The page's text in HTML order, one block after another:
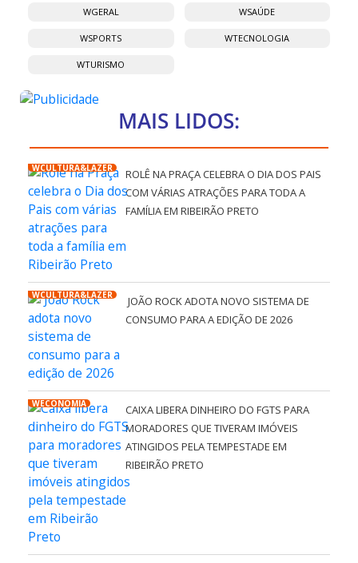
WGERAL WSAÚDE
WSPORTS WTECNOLOGIA
WTURISMO
MAIS LIDOS:
WCULTURA&LAZER
ROLÊ NA PRAÇA CELEBRA O DIA DOS PAIS
COM VÁRIAS ATRAÇÕES PARA TODA A
FAMÍLIA EM RIBEIRÃO PRETO
WCULTURA&LAZER
JOÃO ROCK ADOTA NOVO SISTEMA DE
CONSUMO PARA A EDIÇÃO DE 2026
WECONOMIA
CAIXA LIBERA DINHEIRO DO FGTS PARA
MORADORES QUE TIVERAM IMÓVEIS
ATINGIDOS PELA TEMPESTADE EM
RIBEIRÃO PRETO